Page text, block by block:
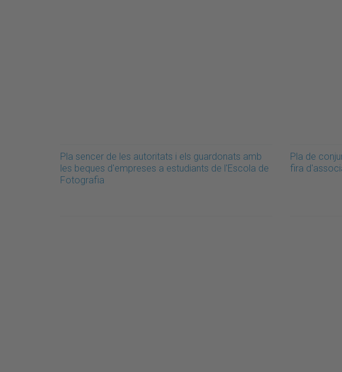
Pla sencer de les autoritats i els guardonats amb
les beques d'empreses a estudiants de l'Escola de
Fotografia
Pla de
fira